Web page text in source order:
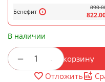
Бенефит
В наличии
+
− В корзину
Отложить